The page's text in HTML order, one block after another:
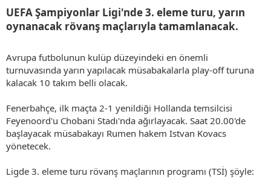
UEFA Şampiyonlar Ligi'nde 3. eleme turu, yarın
oynanacak rövanş maçlarıyla tamamlanacak.​
Avrupa futbolunun kulüp düzeyindeki en önemli
turnuvasında yarın yapılacak müsabakalarla play-off turuna
kalacak 10 takım belli olacak.
Fenerbahçe, ilk maçta 2-1 yenildiği Hollanda temsilcisi
Feyenoord'u Chobani Stadı'nda ağırlayacak. Saat 20.00'de
başlayacak müsabakayı Rumen hakem Istvan Kovacs
yönetecek.
Ligde 3. eleme turu rövanş maçlarının programı (TSİ) şöyle: